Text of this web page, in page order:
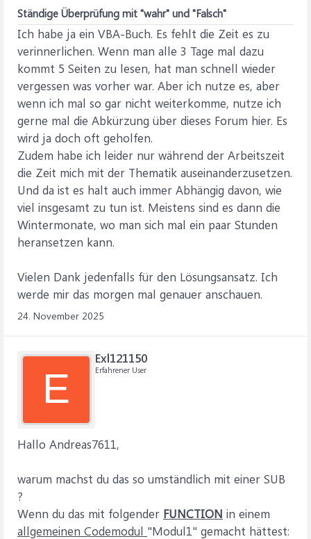
Ständige Überprüfung mit "wahr" und "Falsch"
Ich habe ja ein VBA-Buch. Es fehlt die Zeit es zu
verinnerlichen. Wenn man alle 3 Tage mal dazu
kommt 5 Seiten zu lesen, hat man schnell wieder
vergessen was vorher war. Aber ich nutze es, aber
wenn ich mal so gar nicht weiterkomme, nutze ich
gerne mal die Abkürzung über dieses Forum hier. Es
wird ja doch oft geholfen.
Zudem habe ich leider nur während der Arbeitszeit
die Zeit mich mit der Thematik auseinanderzusetzen.
Und da ist es halt auch immer Abhängig davon, wie
viel insgesamt zu tun ist. Meistens sind es dann die
Wintermonate, wo man sich mal ein paar Stunden
heransetzen kann.
Vielen Dank jedenfalls für den Lösungsansatz. Ich
werde mir das morgen mal genauer anschauen.
24. November 2025
E
Exl121150
Erfahrener User
Hallo Andreas7611,
warum machst du das so umständlich mit einer SUB
?
Wenn du das mit folgender FUNCTION in einem
allgemeinen Codemodul "Modul1" gemacht hättest: